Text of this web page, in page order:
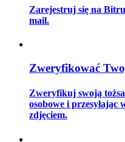
Przewodnik
Zarejestruj się na
mail.
Zweryfikować
Zweryfikuj swoją
osobowe i przesyłając
zdjęciem.